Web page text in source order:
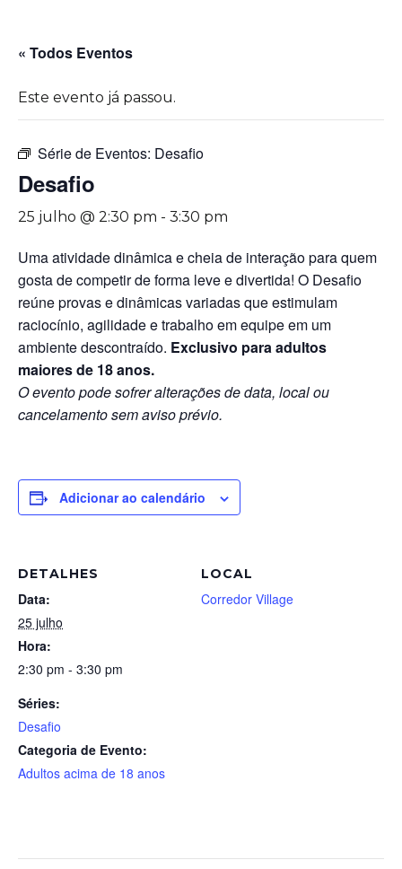
« Todos Eventos
Este evento já passou.
Série de Eventos: Desafio
Desafio
25 julho @ 2:30 pm - 3:30 pm
Uma atividade dinâmica e cheia de interação para quem
gosta de competir de forma leve e divertida! O Desafio
reúne provas e dinâmicas variadas que estimulam
raciocínio, agilidade e trabalho em equipe em um
ambiente descontraído. Exclusivo para adultos
maiores de 18 anos.
O evento pode sofrer alterações de data, local ou
cancelamento sem aviso prévio.
Adicionar ao calendário
DETALHES
Data:
25 julho
Hora:
2:30 pm - 3:30 pm
Séries:
Desafio
Categoria de Evento:
Adultos acima de 18 anos
LOCAL
Corredor Village